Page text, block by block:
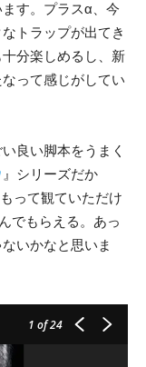
す。プラスα、今
トラップが出てき
分楽しめるし、新
って感じがしてい
良い脚本をうまく
』シリーズだか
って観ていただけ
でもらえる。あっ
いかなと思いま
1 of 24